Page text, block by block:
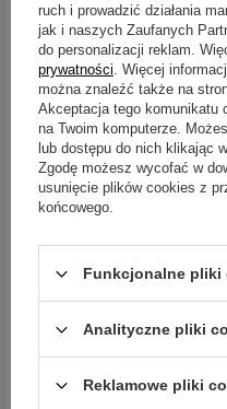
BESTSELLER
Przypony Mikado Jaws
5,00 zł
Ilość produktówDO KOSZYKA
ruch i prowadzić działania
jak i naszych Zaufanych
do personalizacji reklam.
prywatności . Więcej
można znaleźć także na
Akceptacja tego komunikatu
na Twoim komputerze.
lub dostępu do nich klikając
Zgodę możesz wycofać w
usunięcie plików cookies z
końcowego.
Funkcjonalne pliki
Analityczne pliki
Reklamowe pliki